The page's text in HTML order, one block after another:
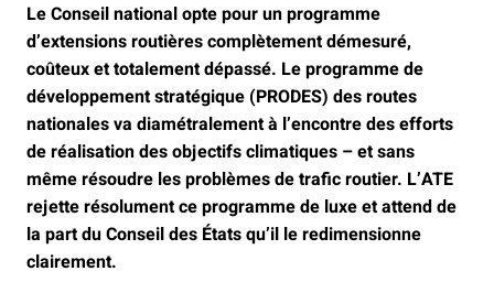
Le Conseil national opte pour un programme
d’extensions routières complètement démesuré,
coûteux et totalement dépassé. Le programme de
développement stratégique (PRODES) des routes
nationales va diamétralement à l’encontre des efforts
de réalisation des objectifs climatiques – et sans
même résoudre les problèmes de trafic routier. L’ATE
rejette résolument ce programme de luxe et attend de
la part du Conseil des États qu’il le redimensionne
clairement.